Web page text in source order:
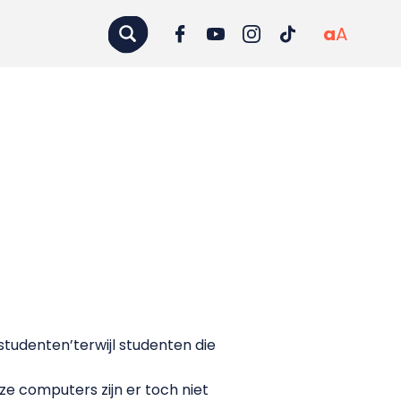
aA
studenten die
computers zijn er toch niet